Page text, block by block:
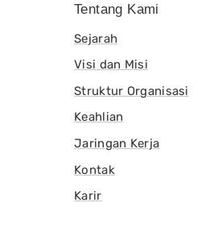
Tentang Kami
Sejarah
Visi dan Misi
Struktur Organisasi
Keahlian
Jaringan Kerja
Kontak
Karir